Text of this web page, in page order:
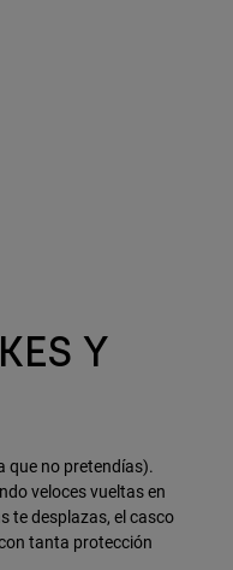
Y
que no pretendías).
veloces vueltas en
te desplazas, el casco
tanta protección